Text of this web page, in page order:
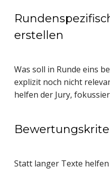
erstellen
Was soll in Runde eins
explizit noch nicht
helfen der Jury,
Statt langer Texte